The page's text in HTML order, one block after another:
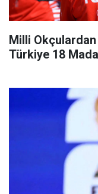
Milli
Türkiye 18